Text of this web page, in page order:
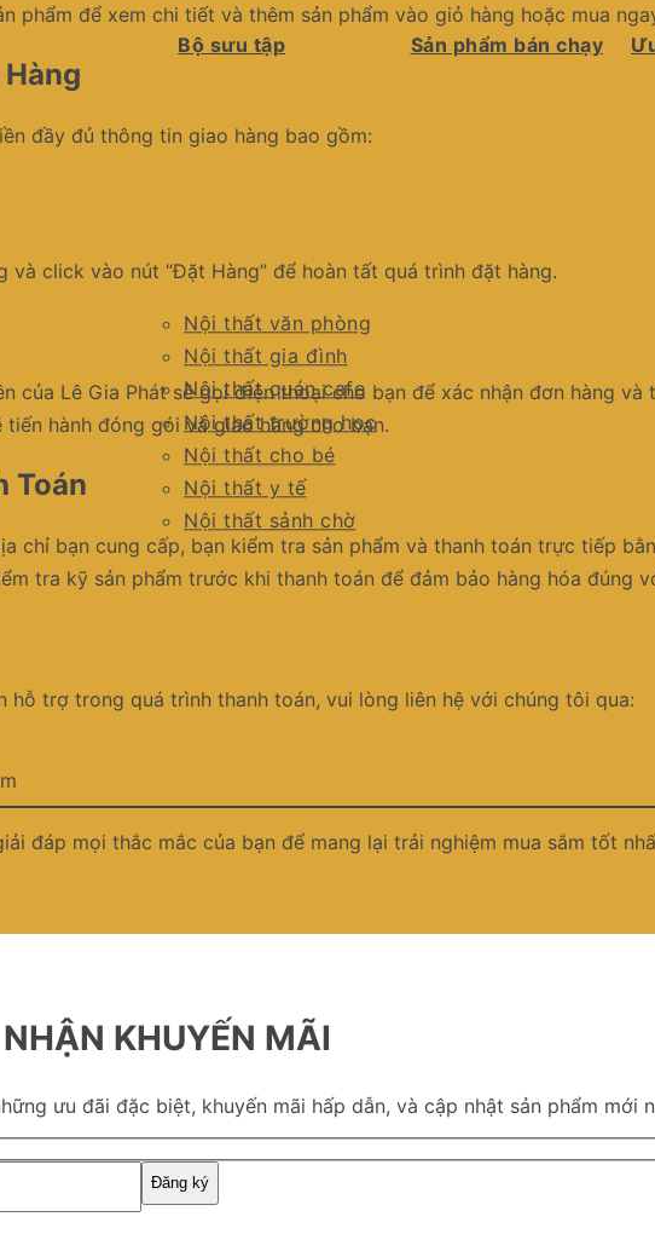
Bộ sưu tập
Nội thất văn phòng
Nội thất gia đình
Nội thất quán cafe
Nội thất trường học
Nội thất cho bé
Nội thất y tế
Nội thất sảnh chờ
Sản phẩm bán chạy
phẩm để xem chi tiết và thêm sản phẩm vào giỏ hàng hoặc mua
đầy đủ thông tin giao hàng bao gồm:
và click vào nút “Đặt Hàng” để hoàn tất quá trình đặt hàng.
của Lê Gia Phát sẽ gọi điện thoại cho bạn để xác nhận đơn hàng và
tiến hành đóng gói và giao hàng cho bạn.
Toán
chỉ bạn cung cấp, bạn kiểm tra sản phẩm và thanh toán trực tiếp
tra kỹ sản phẩm trước khi thanh toán để đảm bảo hàng hóa đúng
hỗ trợ trong quá trình thanh toán, vui lòng liên hệ với chúng tôi qua:
đáp mọi thắc mắc của bạn để mang lại trải nghiệm mua sắm tốt
KHUYẾN MÃI
ưu đãi đặc biệt, khuyến mãi hấp dẫn, và cập nhật sản phẩm mới